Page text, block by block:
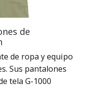
de
de ropa y equipo
Sus pantalones
tela G-1000